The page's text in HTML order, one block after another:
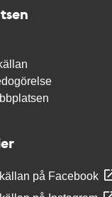
på Facebook